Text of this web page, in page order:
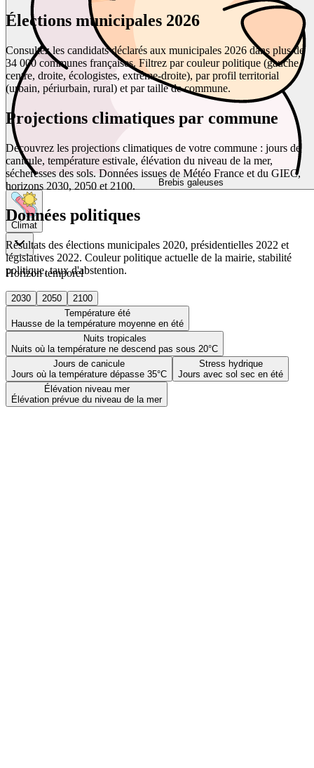
Brebis galeuses
Climat
Horizon temporel
2030 2050
2100
Température été
Hausse de la température moyenne en été
Nuits tropicales
Nuits où la température ne descend pas sous 20°C
Jours de canicule
Jours où la température dépasse 35°C
Stress hydrique
Jours avec sol sec en été
Élévation niveau mer
Élévation prévue du niveau de la mer
Élections municipales 2026
Consultez les candidats déclarés aux municipales 2026 dans plus de
34 000 communes françaises. Filtrez par couleur politique (gauche,
centre, droite, écologistes, extrême-droite), par profil territorial
(urbain, périurbain, rural) et par taille de commune.
Projections climatiques par commune
Découvrez les projections climatiques de votre commune : jours de
canicule, température estivale, élévation du niveau de la mer,
sécheresses des sols. Données issues de Météo France et du GIEC,
horizons 2030, 2050 et 2100.
Données politiques
Résultats des élections municipales 2020, présidentielles 2022 et
législatives 2022. Couleur politique actuelle de la mairie, stabilité
politique, taux d'abstention.